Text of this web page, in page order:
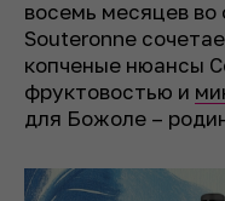
восемь месяцев во
Souteronne
копченые нюансы
фруктовостью и
для Божоле –